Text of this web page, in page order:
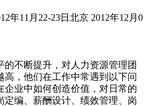
年11月22-23日北京 2012年12月0
的不断提升，对人力资源管理团
高，他们在工作中常遇到以下问
企业中如何创造价值，对日常的
定编、薪酬设计、绩效管理、岗